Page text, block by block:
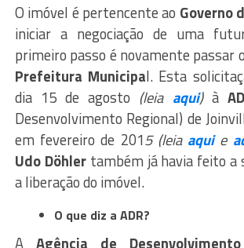
O imóvel é pertencente ao Governo
iniciar a negociação de uma
primeiro passo é novamente passar
Prefeitura Municipal. Esta
dia 15 de agosto (leia aqui)à
Desenvolvimento Regional) de
em fevereiro de 2015 (leia aqui e
Udo Döhlertambém já havia feito a
a liberação do imóvel.
O que diz a ADR?
A Agência de